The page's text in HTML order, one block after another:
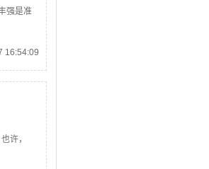
强是准
16:54:09
许，